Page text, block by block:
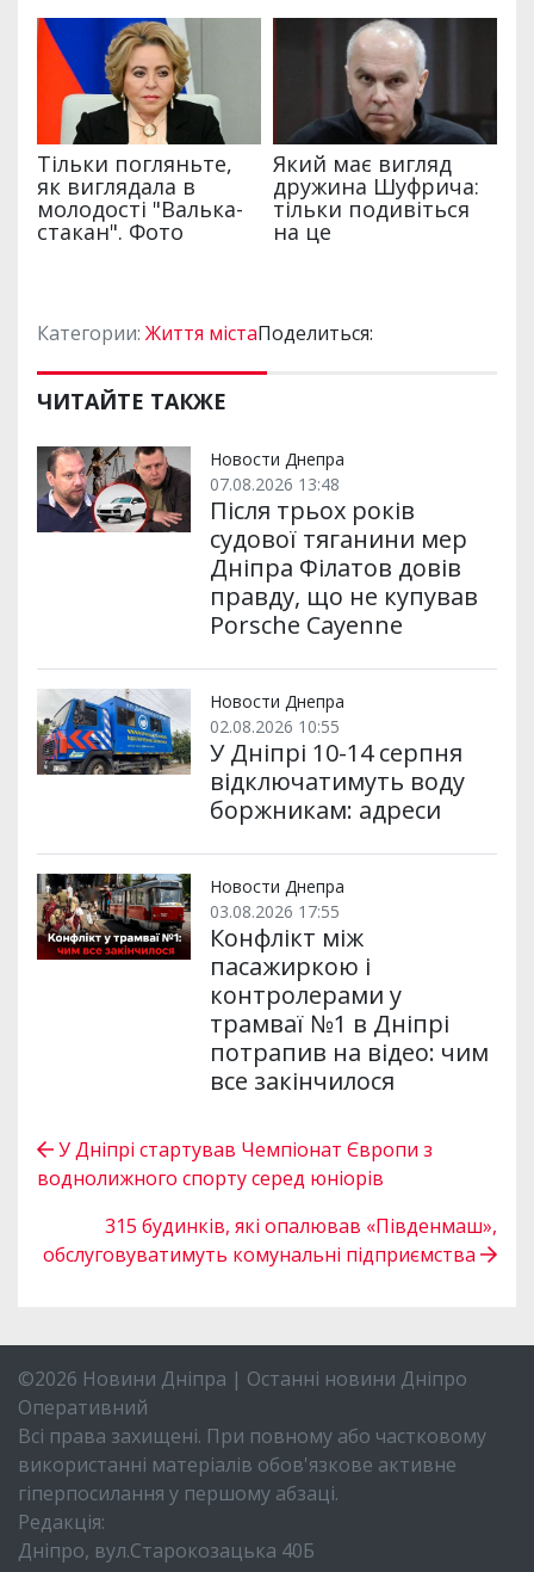
Категории: Життя містаПоделиться:
ЧИТАЙТЕ ТАКЖЕ
Новости Днепра
07.08.2026 13:48
Після трьох років
судової тяганини мер
Дніпра Філатов довів
правду, що не купував
Porsche Cayenne
Новости Днепра
02.08.2026 10:55
У Дніпрі 10-14 серпня
відключатимуть воду
боржникам: адреси
Новости Днепра
03.08.2026 17:55
Конфлікт між
пасажиркою і
контролерами у
трамваї №1 в Дніпрі
потрапив на відео: чим
все закінчилося
У Дніпрі стартував Чемпіонат Європи з
воднолижного спорту серед юніорів
315 будинків, які опалював «Південмаш»,
обслуговуватимуть комунальні підприємства
©2026 Новини Дніпра | Останні новини Дніпро
Оперативний
Всі права захищені. При повному або частковому
використанні матеріалів обов'язкове активне
гіперпосилання у першому абзаці.
Редакція:
Дніпро, вул.Старокозацька 40Б